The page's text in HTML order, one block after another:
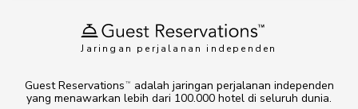
Jaringan perjalanan independen
Guest Reservations TM
adalah jaringan perjalanan independen
yang menawarkan lebih dari 100.000 hotel di seluruh dunia.